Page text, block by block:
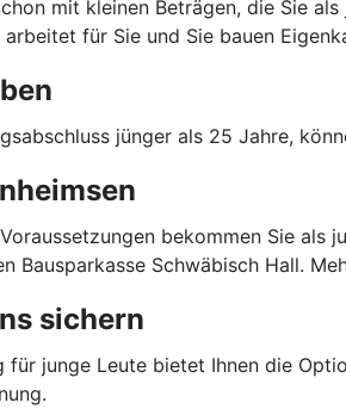
mit kleinen Beträgen, die Sie
für Sie und Sie bauen
jünger als 25 Jahre,
bekommen Sie als
Bausparkasse Schwäbisch Hall.
sichern
für junge Leute bietet Ihnen die